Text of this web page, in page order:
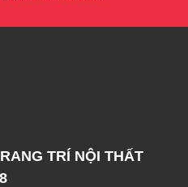
TRÍ NỘI THẤT